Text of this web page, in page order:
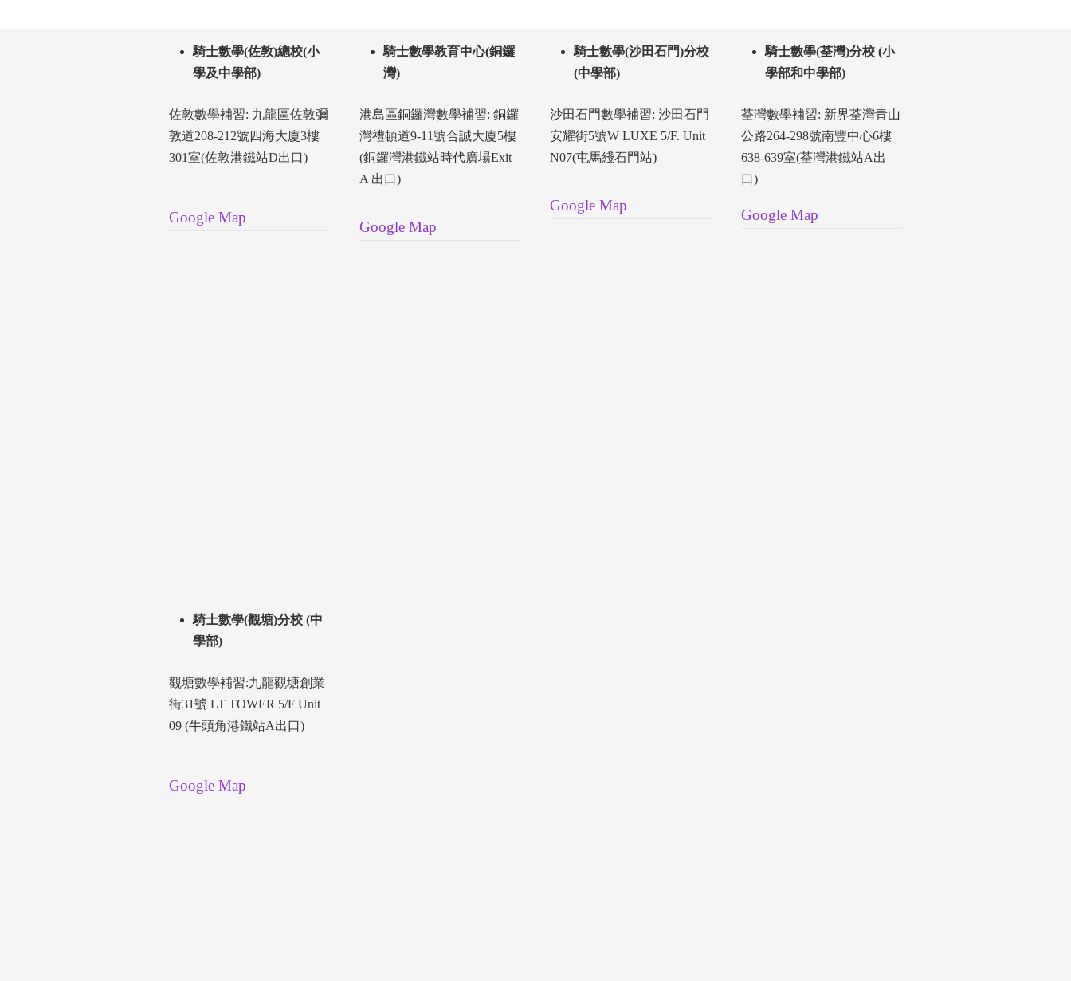
騎士數學(佐敦)總校(小
學及中學部)
佐敦數學補習: 九龍區佐敦彌
敦道208-212號四海大廈3樓
301室(佐敦港鐵站D出口)
Google Map
騎士數學(觀塘)分校 (中
學部)
觀塘數學補習:九龍觀塘創業
街31號 LT TOWER 5/F Unit
09 (牛頭角港鐵站A出口)
Google Map
騎士數學教育中心(銅鑼
灣)
港島區銅鑼灣數學補習: 銅鑼
灣禮頓道9-11號合誠大廈5樓
(銅鑼灣港鐵站時代廣場Exit
A 出口)
Google Map
騎士數學(沙田石門)分校
(中學部)
沙田石門數學補習: 沙田石門
安耀街5號W LUXE 5/F. Unit
N07(屯馬綫石門站)
Google Map
騎士數學(荃灣)分校 (小
學部和中學部)
荃灣數學補習: 新界荃灣青山
公路264-298號南豐中心6樓
638-639室(荃灣港鐵站A出
口)
Google Map